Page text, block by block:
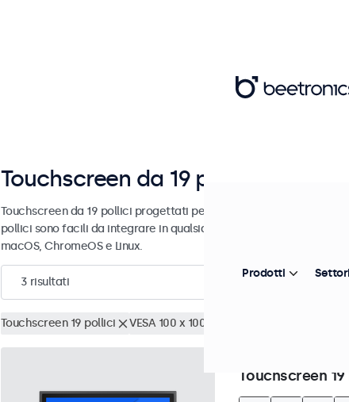
Touchscreen da 19 pollici
Touchscreen da 19 pollici progettati per uso professionale e uso
pollici sono facili da integrare in qualsiasi contesto e sono
macOS, ChromeOS e Linux.
3 risultati
Touchscreen 19 pollici VESA 100 x 100
Touchscreen
Prodotti Settori